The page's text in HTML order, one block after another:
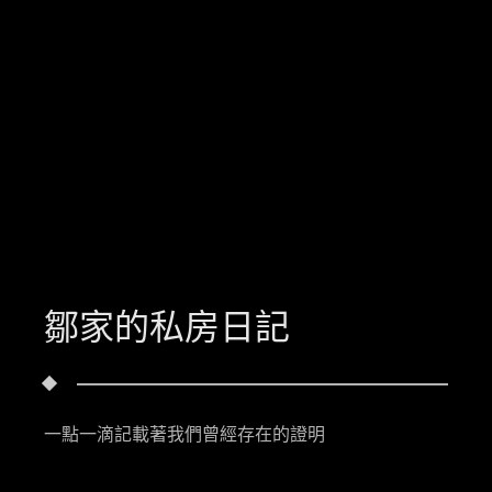
鄒家的私房日記
一點一滴記載著我們曾經存在的證明